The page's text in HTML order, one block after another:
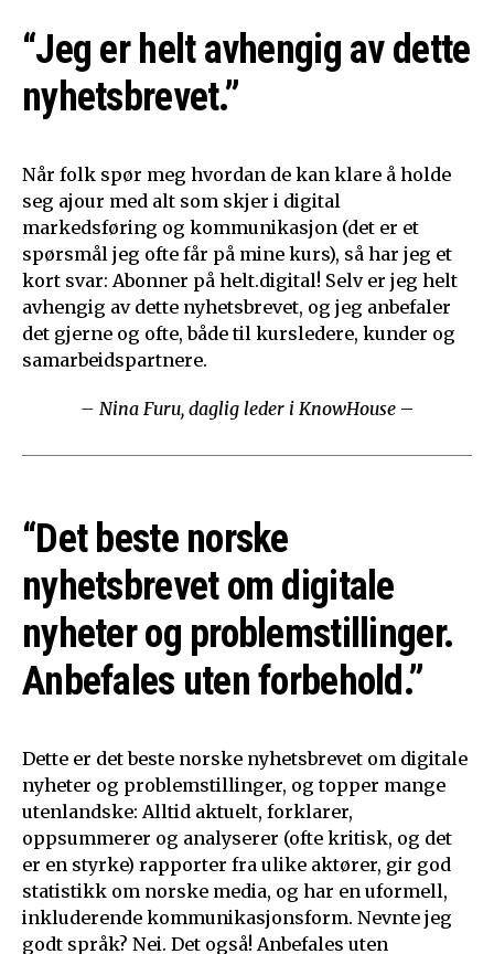
“Jeg er helt avhengig av dette
nyhetsbrevet.”
Når folk spør meg hvordan de kan klare å holde
seg ajour med alt som skjer i digital
markedsføring og kommunikasjon (det er et
spørsmål jeg ofte får på mine kurs), så har jeg et
kort svar: Abonner på helt.digital! Selv er jeg helt
avhengig av dette nyhetsbrevet, og jeg anbefaler
det gjerne og ofte, både til kursledere, kunder og
samarbeidspartnere.
– Nina Furu, daglig leder i KnowHouse –
“Det beste norske
nyhetsbrevet om digitale
nyheter og problemstillinger.
Anbefales uten forbehold.”
Dette er det beste norske nyhetsbrevet om digitale
nyheter og problemstillinger, og topper mange
utenlandske: Alltid aktuelt, forklarer,
oppsummerer og analyserer (ofte kritisk, og det
er en styrke) rapporter fra ulike aktører, gir god
statistikk om norske media, og har en uformell,
inkluderende kommunikasjonsform. Nevnte jeg
godt språk? Nei. Det også! Anbefales uten